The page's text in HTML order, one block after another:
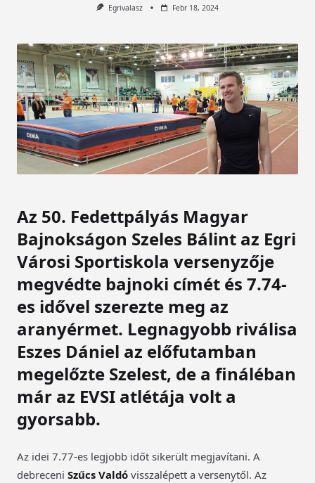
Egrivalasz Febr 18, 2024
Az 50. Fedettpályás Magyar
Bajnokságon Szeles Bálint az Egri
Városi Sportiskola versenyzője
megvédte bajnoki címét és 7.74-
es idővel szerezte meg az
aranyérmet. Legnagyobb riválisa
Eszes Dániel az előfutamban
megelőzte Szelest, de a fináléban
már az EVSI atlétája volt a
gyorsabb.
Az idei 7.77-es legjobb időt sikerült megjavítani. A
debreceni Szűcs Valdó visszalépett a versenytől. Az